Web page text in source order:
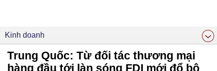
Kinh doanh
Trung Quốc: Từ đối tác thương mại
hàng đầu tới làn sóng FDI mới đổ bộ